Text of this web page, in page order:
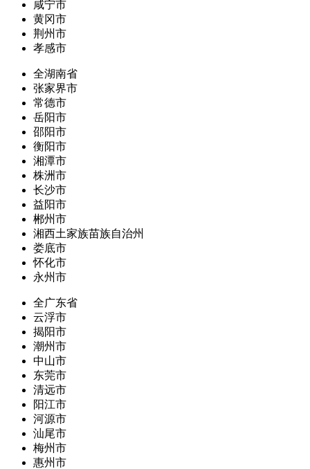
咸宁市
黄冈市
荆州市
孝感市
全湖南省
张家界市
常德市
岳阳市
邵阳市
衡阳市
湘潭市
株洲市
长沙市
益阳市
郴州市
湘西土家族苗族自治州
娄底市
怀化市
永州市
全广东省
云浮市
揭阳市
潮州市
中山市
东莞市
清远市
阳江市
河源市
汕尾市
梅州市
惠州市